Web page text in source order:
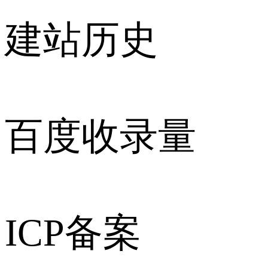
建站历史
百度收录量
ICP备案